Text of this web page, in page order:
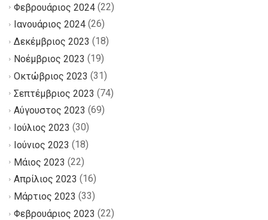
Φεβρουάριος 2024 (22)
Ιανουάριος 2024 (26)
Δεκέμβριος 2023 (18)
Νοέμβριος 2023 (19)
Οκτώβριος 2023 (31)
Σεπτέμβριος 2023 (74)
Αύγουστος 2023 (69)
Ιούλιος 2023 (30)
Ιούνιος 2023 (18)
Μάιος 2023 (22)
Απρίλιος 2023 (16)
Μάρτιος 2023 (33)
Φεβρουάριος 2023 (22)